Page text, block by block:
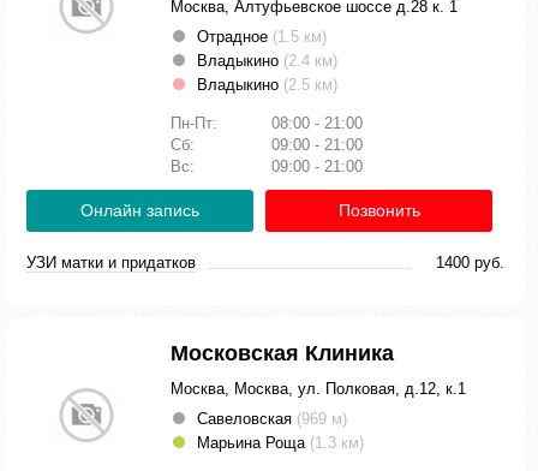
Москва, Алтуфьевское шоссе д.28 к. 1
Отрадное (1.5 км)
Владыкино (2.4 км)
Владыкино (2.5 км)
Пн-Пт:
08:00 - 21:00
Сб:
09:00 - 21:00
Вс:
09:00 - 21:00
Онлайн запись Позвонить
УЗИ матки и придатков 1400 руб.
Московская Клиника
Москва, Москва, ул. Полковая, д.12, к.1
Савеловская (969 м)
Марьина Роща (1.3 км)